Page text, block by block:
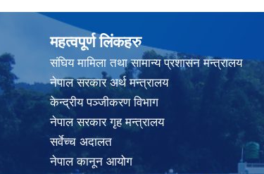
महत्वपूर्ण लिंकहरु
संघिय मामिला तथा सामान्य प्रशासन मन्त्रालय
नेपाल सरकार अर्थ मन्त्रालय
केन्द्रीय पञ्जीकरण विभाग
नेपाल सरकार गृह मन्त्रालय
सर्वेच्च अदालत
नेपाल कानून आयोग